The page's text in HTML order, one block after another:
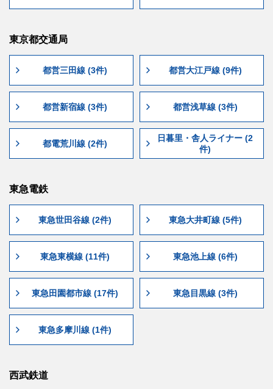
東京都交通局
都営三田線 (3件) 都営大江戸線 (9件)
都営新宿線 (3件) 都営浅草線 (3件)
都電荒川線 (2件)
日暮里・舎人ライナー (2
件)
東急電鉄
東急世田谷線 (2件) 東急大井町線 (5件)
東急東横線 (11件) 東急池上線 (6件)
東急田園都市線 (17件) 東急目黒線 (3件)
東急多摩川線 (1件)
西武鉄道